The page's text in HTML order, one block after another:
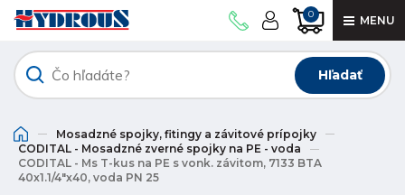
0 MENU
Hľadať
Mosadzné spojky, fitingy a závitové prípojky
CODITAL - Mosadzné zverné spojky na PE - voda
CODITAL - Ms T-kus na PE s vonk. závitom, 7133 BTA
40x1.1/4"x40, voda PN 25